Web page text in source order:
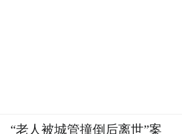
“老人被城管撞倒后离世”案